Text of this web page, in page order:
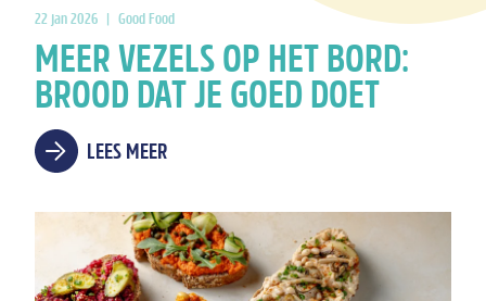
22 jan 2026 | Good Food
MEER VEZELS OP HET BORD:
BROOD DAT JE GOED DOET
LEES MEER